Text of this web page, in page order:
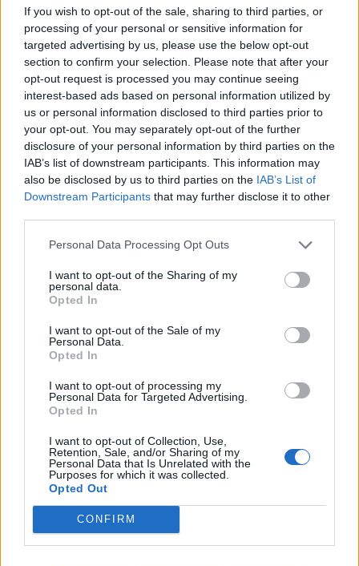
If you wish to opt-out of the sale, sharing to third parties, or
processing of your personal or sensitive information for
targeted advertising by us, please use the below opt-out
section to confirm your selection. Please note that after your
opt-out request is processed you may continue seeing
interest-based ads based on personal information utilized by
us or personal information disclosed to third parties prior to
your opt-out. You may separately opt-out of the further
disclosure of your personal information by third parties on the
IAB’s list of downstream participants. This information may
also be disclosed by us to third parties on the IAB’s List of
Downstream Participants that may further disclose it to other
Personal Data Processing Opt Outs
I want to opt-out of the Sharing of my
personal data.
Opted In
I want to opt-out of the Sale of my
Personal Data.
Opted In
I want to opt-out of processing my
Personal Data for Targeted Advertising.
Opted In
I want to opt-out of Collection, Use,
Retention, Sale, and/or Sharing of my
Personal Data that Is Unrelated with the
Purposes for which it was collected.
Opted Out
CONFIRM
que promete uma autonomia combinada até 430 km
(WLTP).
No interior, o E5 aposta na facilidade de utilização, com
um sistema de infoentretenimento rápido e conectividade
total. O habitáculo foi desenhado para ser espaçoso e
confortável, recorrendo a materiais de qualidade. No
campo da segurança, o modelo integra os mais recentes
sistemas de assistência à condução e proteção ativa.
Recorde-se que a entrada em Portugal da Geely faz-
pela mão da Salvador Caetano, importador da Toyota,
que amplia assim o seu portfólio de marcas chinesas.
Leia também:
Parceria entre a Ford e a
Geely ganha força na
Europa
Geely Starray EM‑i
Híbrido plug-in
Mobilidade elétrica
Portugal